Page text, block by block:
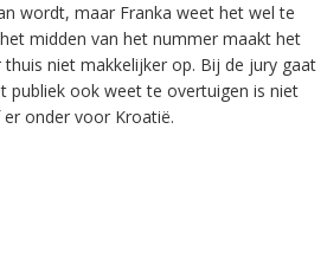
wordt, maar Franka weet het wel te
midden van het nummer maakt het
niet makkelijker op. Bij de jury gaat
publiek ook weet te overtuigen is niet
onder voor Kroatië.